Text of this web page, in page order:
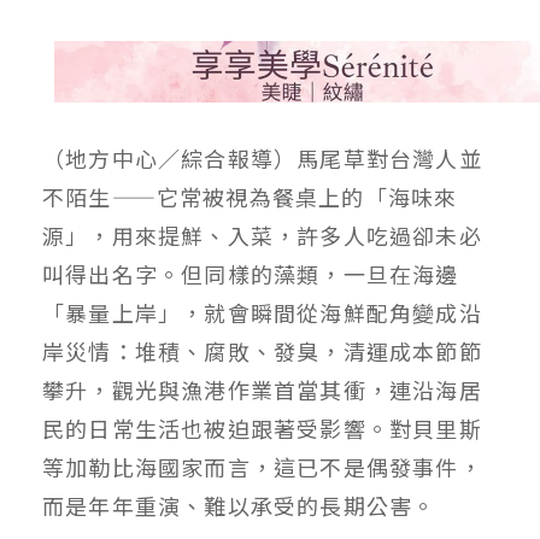
（地方中心／綜合報導）馬尾草對台灣人並
不陌生——它常被視為餐桌上的「海味來
源」，用來提鮮、入菜，許多人吃過卻未必
叫得出名字。但同樣的藻類，一旦在海邊
「暴量上岸」，就會瞬間從海鮮配角變成沿
岸災情：堆積、腐敗、發臭，清運成本節節
攀升，觀光與漁港作業首當其衝，連沿海居
民的日常生活也被迫跟著受影響。對貝里斯
等加勒比海國家而言，這已不是偶發事件，
而是年年重演、難以承受的長期公害。